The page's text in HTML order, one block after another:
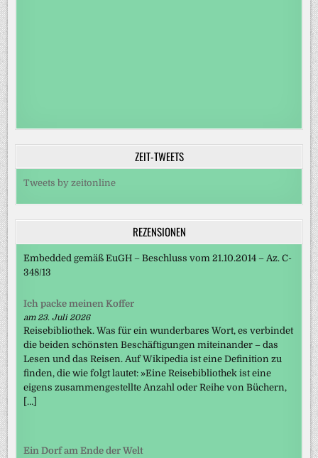
ZEIT-TWEETS
Tweets by zeitonline
REZENSIONEN
Embedded gemäß EuGH – Beschluss vom 21.10.2014 – Az. C-
348/13
Ich packe meinen Koffer
am 23. Juli 2026
Reisebibliothek. Was für ein wunderbares Wort, es verbindet
die beiden schönsten Beschäftigungen miteinander – das
Lesen und das Reisen. Auf Wikipedia ist eine Definition zu
finden, die wie folgt lautet: »Eine Reisebibliothek ist eine
eigens zusammengestellte Anzahl oder Reihe von Büchern,
[…]
Ein Dorf am Ende der Welt